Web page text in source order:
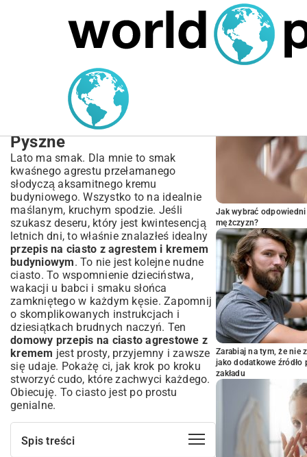
MARIUSZ ŁAMAGA 05.10.2025
Przepis na ciasto z
agrestem i kremem
budyniowym | Kruche i
Pyszne
Lato ma smak. Dla mnie to smak
kwaśnego agrestu przełamanego
słodyczą aksamitnego kremu
budyniowego. Wszystko to na idealnie
maślanym, kruchym spodzie. Jeśli
szukasz deseru, który jest kwintesencją
letnich dni, to właśnie znalazłeś idealny
przepis na ciasto z agrestem i kremem
budyniowym. To nie jest kolejne nudne
ciasto. To wspomnienie dzieciństwa,
wakacji u babci i smaku słońca
zamkniętego w każdym kęsie. Zapomnij
o skomplikowanych instrukcjach i
dziesiątkach brudnych naczyń. Ten
domowy przepis na ciasto agrestowe z
kremem jest prosty, przyjemny i zawsze
się udaje. Pokażę ci, jak krok po kroku
stworzyć cudo, które zachwyci każdego.
Obiecuję. To ciasto jest po prostu
genialne.
Spis treści
Jak wybrać
mężczyzn?
Zarabiaj na tym, że nie
jako dodatkowe
zakładu